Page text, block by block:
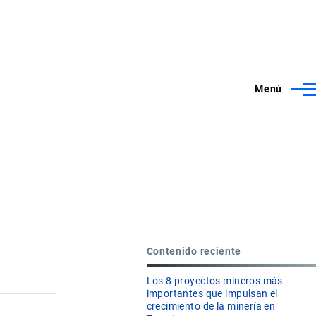
Menú
Contenido reciente
Los 8 proyectos mineros más
importantes que impulsan el
crecimiento de la minería en